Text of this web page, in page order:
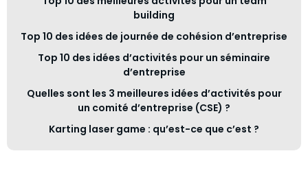
v
n
e
m
e
t
building
Top 10 des idées de journée de cohésion d’entreprise
Top 10 des idées d’activités pour un séminaire
d’entreprise
Quelles sont les 3 meilleures idées d’activités pour
un comité d’entreprise (CSE) ?
Karting laser game : qu’est-ce que c’est ?